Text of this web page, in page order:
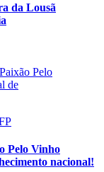
da Lousã
Pelo Vinho
nacional!